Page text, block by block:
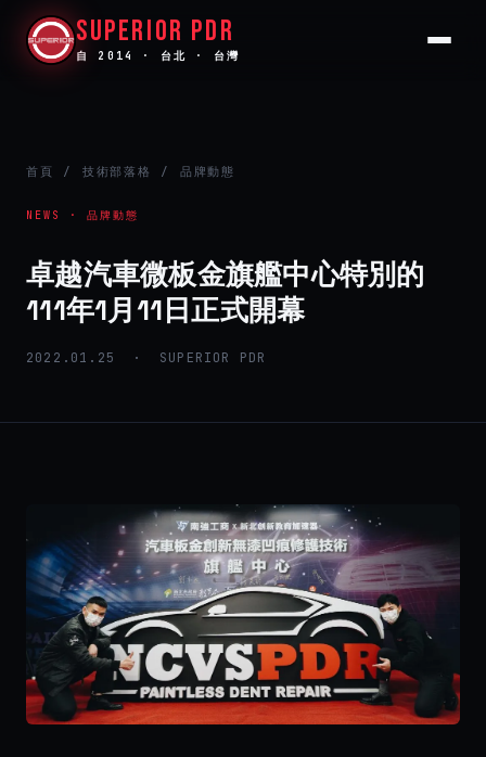
SUPERIOR PDR
自 2014 · 台北 · 台灣
首頁 / 技術部落格 / 品牌動態
NEWS · 品牌動態
卓越汽車微板金旗艦中心特別的
111年1月11日正式開幕
2022.01.25 · SUPERIOR PDR